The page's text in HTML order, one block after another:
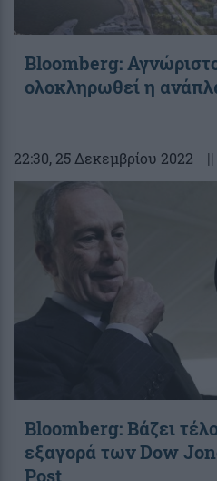
Bloomberg:
ολοκληρωθεί η
22:30, 25 Δεκεμβρίου 2022 ||
Bloomberg: Βάζει
εξαγορά των Dow
Post